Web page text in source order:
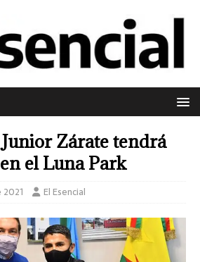
Zárate tendrá
el Luna Park
El Esencial